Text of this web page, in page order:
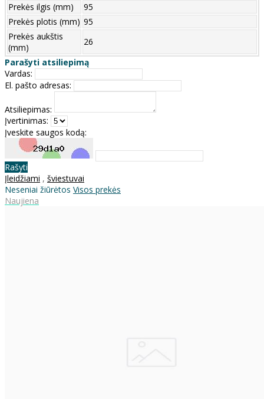
Prekės ilgis (mm)
95
Prekės plotis (mm) 95
Prekės aukštis
(mm)
26
Parašyti atsiliepimą
Vardas:
El. pašto adresas:
Atsiliepimas:
Įvertinimas:
Įveskite saugos kodą:
Rašyti
Įleidžiami , šviestuvai
Neseniai žiūrėtos Visos prekės
Naujiena